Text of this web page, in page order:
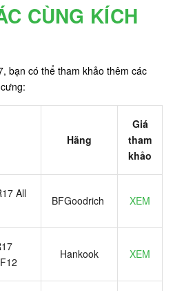
CÙNG KÍCH
bạn có thể tham khảo thêm các
Hãng
Giá
tham
khảo
All
BFGoodrich XEM
Hankook XEM